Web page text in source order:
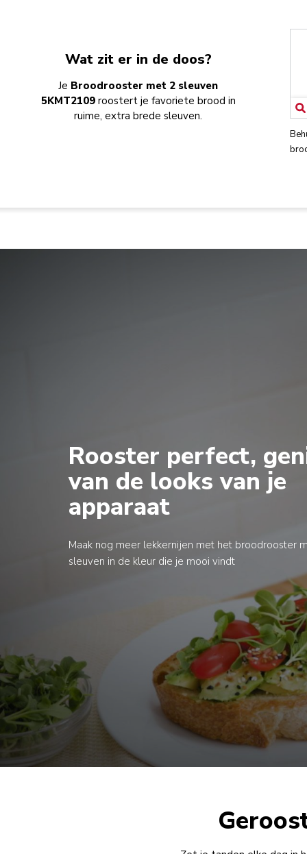
Wat zit er in de doos?
Je Broodrooster met 2 sleuven
5KMT2109roostert je favoriete brood in
ruime, extra brede sleuven.
Rooster perfect,
van de looks van je
apparaat
Maak nog meer lekkernijen met het broodrooster
sleuven in de kleur die je mooi vindt